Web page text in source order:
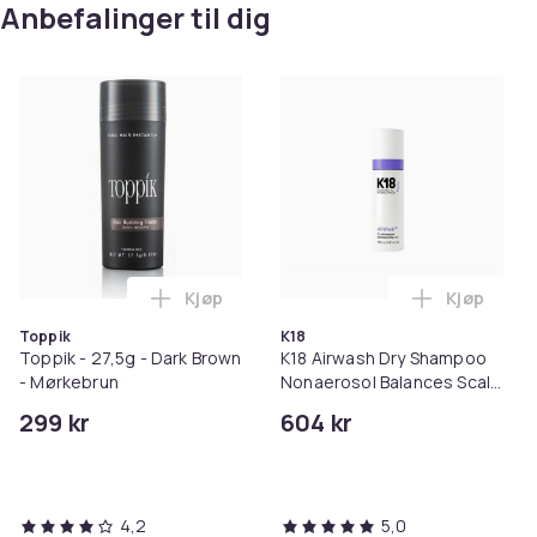
Anbefalinger til dig
Toppik
Toppik - 27,5g - Dark Brown
- Mørkebrun
299 kr
Legg Toppik - 27,5g - Dark Brown -
Kjøp
4,2
K18
K18 Airwash Dry Shampoo
Nonaerosol Balances Scalp
604 kr
Legg K18
Kjøp
5,0